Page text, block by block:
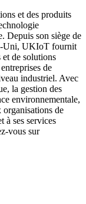
et des produits
Depuis son siège de
Uni, UKIoT fournit
et de solutions
de
industriel. Avec
la gestion des
environnementale,
de
à ses services
vous sur